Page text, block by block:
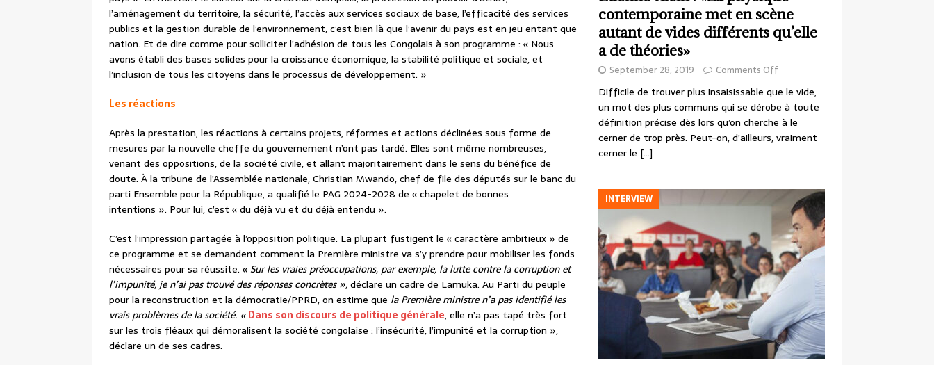
l’aménagement du territoire, la sécurité, l’accès aux services sociaux de base, l’efficacité des services
publics et la gestion durable de l’environnement, c’est bien là que l’avenir du pays est en jeu entant que
nation. Et de dire comme pour solliciter l’adhésion de tous les Congolais à son programme : « Nous
avons établi des bases solides pour la croissance économique, la stabilité politique et sociale, et
l’inclusion de tous les citoyens dans le processus de développement. »
Les réactions
Après la prestation, les réactions à certains projets, réformes et actions déclinées sous forme de
mesures par la nouvelle cheffe du gouvernement n’ont pas tardé. Elles sont même nombreuses,
venant des oppositions, de la société civile, et allant majoritairement dans le sens du bénéfice de
doute. À la tribune de l’Assemblée nationale, Christian Mwando, chef de file des députés sur le banc du
parti Ensemble pour la République, a qualifié le PAG 2024-2028 de « chapelet de bonnes
intentions ». Pour lui, c’est « du déjà vu et du déjà entendu ».
C’est l’impression partagée à l’opposition politique. La plupart fustigent le « caractère ambitieux » de
ce programme et se demandent comment la Première ministre va s’y prendre pour mobiliser les fonds
nécessaires pour sa réussite. «Sur les vraies préoccupations, par exemple, la lutte contre la corruption et
l’impunité, je n’ai pas trouvé des réponses concrètes »,déclare un cadre de Lamuka. Au Parti du peuple
pour la reconstruction et la démocratie/PPRD, on estime que la Première ministre n’a pas identifié les
vrais problèmes de la société. «Dans son discours de politique générale, elle n’a pas tapé très fort
sur les trois fléaux qui démoralisent la société congolaise : l’insécurité, l’impunité et la corruption »,
déclare un de ses cadres.
contemporaine met en scène
autant de vides différents qu’elle
a de théories»
September 28, 2019 Comments Off
Difficile de trouver plus insaisissable que le vide,
un mot des plus communs qui se dérobe à toute
définition précise dès lors qu’on cherche à le
cerner de trop près. Peut-on, d’ailleurs, vraiment
cerner le […]
INTERVIEW